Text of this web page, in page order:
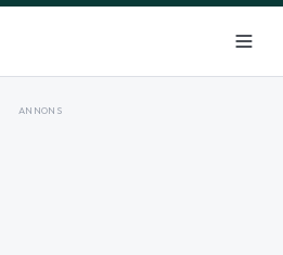
ANNONS